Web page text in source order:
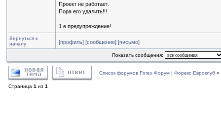
Проект не работает.
Пора его удалить!!!
------
1 е предупреждение!
Вернуться к
началу
[профиль] [сообщение] [письмо]
Показать сообщения:
Список форумов Forex Форум | Форекс Евроклуб »
Страница 1 из 1